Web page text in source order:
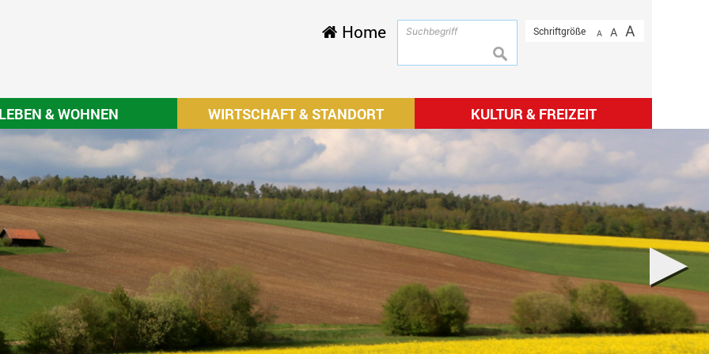
Schriftgröße A A A
suchen
Home
LEBEN & WOHNEN WIRTSCHAFT & STANDORT KULTUR & FREIZEIT